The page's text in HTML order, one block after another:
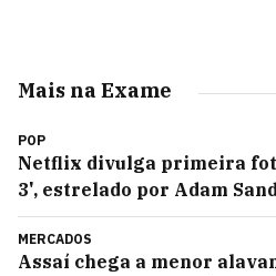
Mais na Exame
POP
Netflix divulga primeira
3', estrelado por Adam
MERCADOS
Assaí chega a menor